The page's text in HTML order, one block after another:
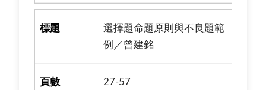
選擇題命題原則與不良題範
例／曾建銘
27-57